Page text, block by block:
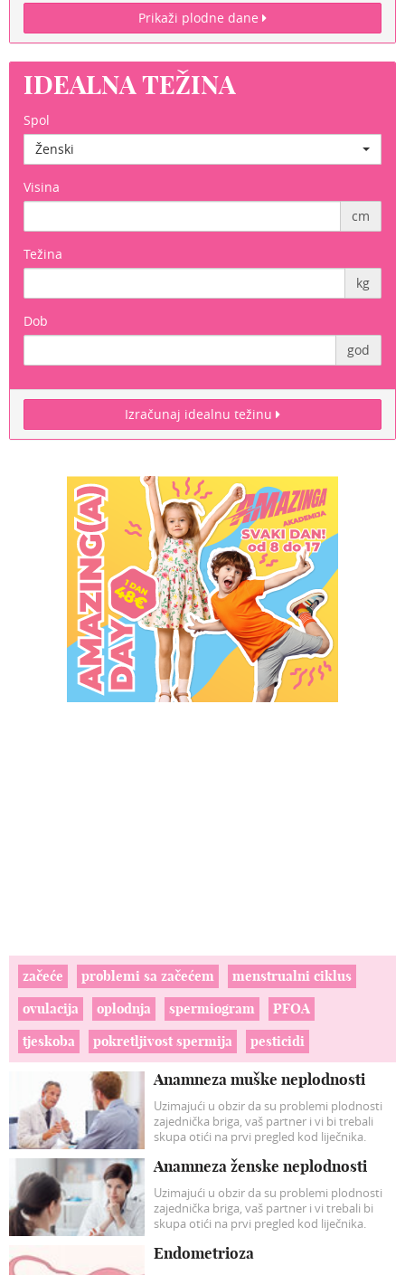
Prikaži plodne dane
IDEALNA TEŽINA
Spol
Ženski
Visina
cm
Težina
kg
Dob
god
Izračunaj idealnu težinu
začeće problemi sa začećem
menstrualni ciklus
ovulacija
oplodnja spermiogram
PFOA
tjeskoba
pokretljivost spermija pesticidi
Anamneza muške neplodnosti
Uzimajući u obzir da su problemi plodnosti
zajednička briga, vaš partner i vi bi trebali
skupa otići na prvi pregled kod liječnika.
kartona te unaprijed pošaljite liječniku još
Anamneza ženske neplodnosti
Uzimajući u obzir da su problemi plodnosti
zajednička briga, vaš partner i vi trebali bi
skupa otići na prvi pregled kod liječnika.
Endometrioza